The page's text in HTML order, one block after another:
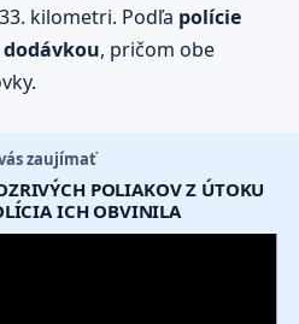
kilometri. Podľa polície
, pričom obe
zaujímať
POLIAKOV Z ÚTOKU
ICH OBVINILA